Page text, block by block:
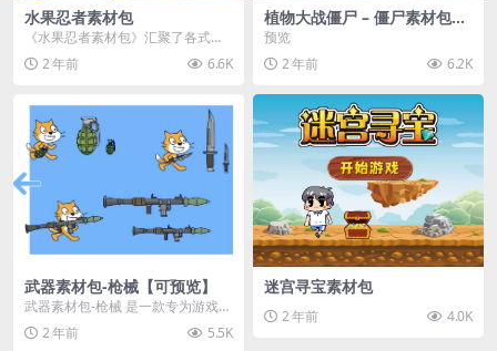
水果忍者素材包
《水果忍者素材包》汇聚了各式鲜
美诱人的水果图像与清脆悦耳的切
割音效，专为追求极致...
2 年前 6.6K
植物大战僵尸 – 僵尸素材包
【可预览】
预览
2 年前
6.2K
武器素材包-枪械【可预览】
武器素材包-枪械 是一款专为游戏开
发者和创作者设计的素材包，包含
多种高质量的枪械...
2 年前 5.5K
迷宫寻宝素材包
2 年前 4.0K